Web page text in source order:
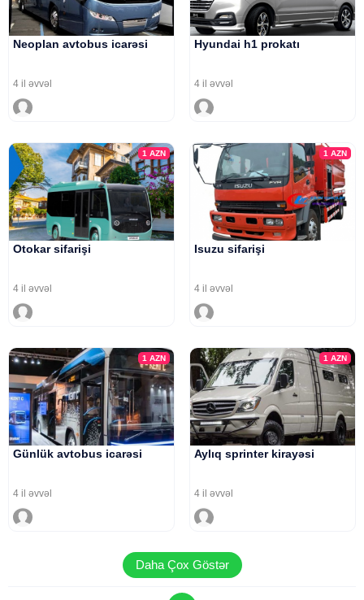
Neoplan avtobus icarəsi
4 il əvvəl
Hyundai h1 prokatı
4 il əvvəl
1AZN
Otokar sifarişi
4 il əvvəl
1 AZN
Isuzu sifarişi
4 il əvvəl
1AZN
Günlük avtobus icarəsi
4 il əvvəl
1 AZN
Aylıq sprinter kirayəsi
4 il əvvəl
Daha Çox Göstər